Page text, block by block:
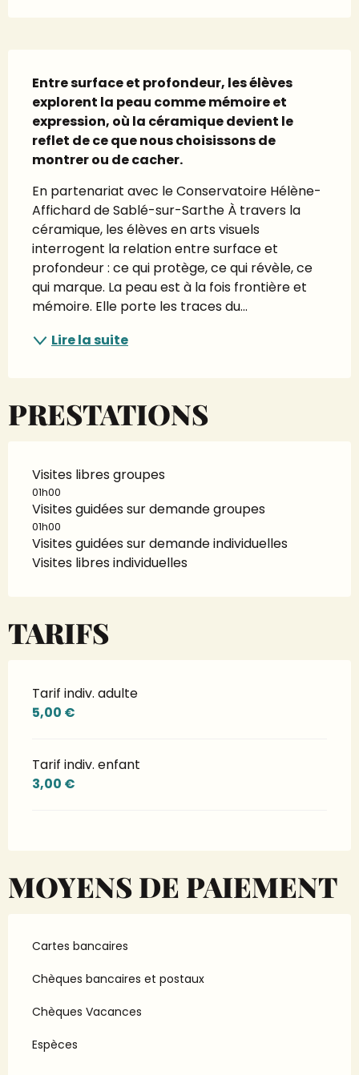
Entre surface et profondeur, les élèves
explorent la peau comme mémoire et
expression, où la céramique devient le
reflet de ce que nous choisissons de
montrer ou de cacher.
En partenariat avec le Conservatoire Hélène-
Affichard de Sablé-sur-Sarthe À travers la
céramique, les élèves en arts visuels
interrogent la relation entre surface et
profondeur : ce qui protège, ce qui révèle, ce
qui marque. La peau est à la fois frontière et
mémoire. Elle porte les traces du...
Lire la suite
PRESTATIONS
Visites libres groupes
01h00
Visites guidées sur demande groupes
01h00
Visites guidées sur demande individuelles
Visites libres individuelles
TARIFS
Tarif indiv. adulte
5,00 €
Tarif indiv. enfant
3,00 €
MOYENS DE PAIEMENT
Cartes bancaires
Chèques bancaires et postaux
Chèques Vacances
Espèces